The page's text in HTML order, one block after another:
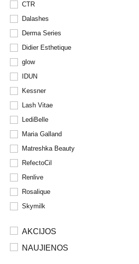
CTR
Dalashes
Derma Series
Didier Esthetique
glow
IDUN
Kessner
Lash Vitae
LediBelle
Maria Galland
Matreshka Beauty
RefectoCil
Renlive
Rosalique
Skymilk
AKCIJOS
NAUJIENOS